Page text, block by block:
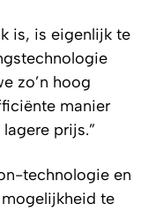
is, is eigenlijk te
zo’n hoog
manier
prijs.”
technologie en
te